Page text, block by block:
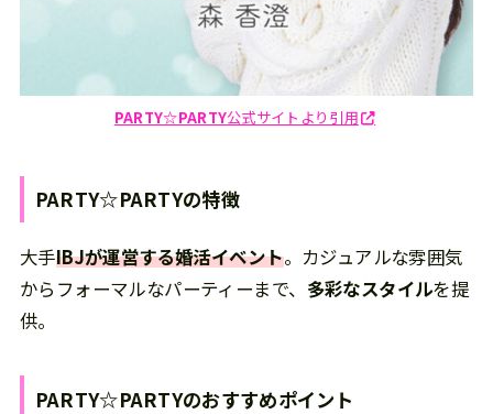
PARTY☆PARTY公式サイトより引用
PARTY☆PARTYの特徴
大手IBJが運営する婚活イベント。カジュアルな雰囲気
からフォーマルなパーティーまで、 多彩なスタイルを提
供。
PARTY☆PARTYのおすすめポイント